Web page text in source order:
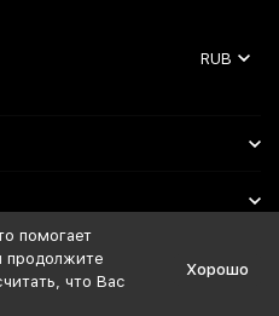
RUB
помогает
продолжите
что Вас
Хорошо